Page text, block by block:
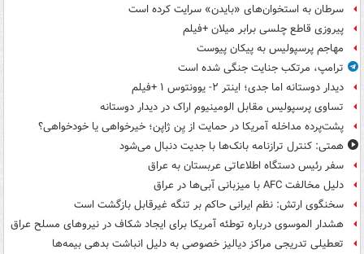
سرطان به استخوان‌های «بایدن» سرایت کرده است
پیروزی قاطع چلسی برابر میلان +فیلم
مهاجم پرسپولیس به پیکان پیوست
ترامپ، مرتکب جنایت جنگی شده است
دیدار دوستانه اما جدی؛ اینتر ۲- یوونتوس ۱ +فیلم
تساوی پرسپولیس مقابل الومینیوم اراک در دیدار دوستانه
پشت‌پرده مداخله آمریکا در حمایت از یِن ژاپن؛ خیرخواهی یا خودخواهی؟
همتی: کنترل ترازنامه بانک‌ها با جدیت دنبال می‌شود
سفر رئیس دستگاه اطلاعاتی عربستان به عراق
دلیل مخالفت AFC با میزبانی آبی‌ها در عراق
سخنگوی ارتش: نظم ایرانی حاکم بر تنگه غیرقابل بازگشت است
هشدار الموسوی درباره توطئه آمریکا برای ایجاد شکاف در نیروهای مسلح عراق
تعطیلی تدریجی مراکز دیالیز خصوصی به دلیل انباشت بدهی بیمه‌ها